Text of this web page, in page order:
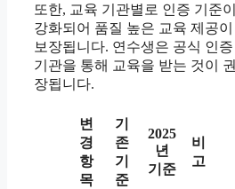
또한, 교육 기관별로 인증 기준이
강화되어 품질 높은 교육 제공이
보장됩니다. 연수생은 공식 인증
기관을 통해 교육을 받는 것이 권
장됩니다.
변
경
항
목
기
존
기
준
2025
년
기준
비
고